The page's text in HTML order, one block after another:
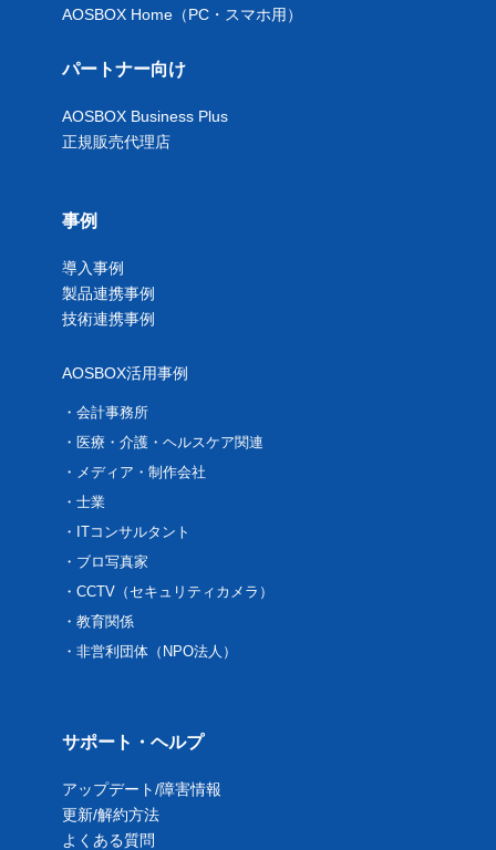
AOSBOX Home（PC・スマホ用）
パートナー向け
AOSBOX Business Plus
正規販売代理店
事例
導入事例
製品連携事例
技術連携事例
AOSBOX活用事例
会計事務所
医療・介護・ヘルスケア関連
メディア・制作会社
士業
ITコンサルタント
ブロ写真家
CCTV（セキュリティカメラ）
教育関係
非営利団体（NPO法人）
サポート・ヘルプ
アップデート/障害情報
更新/解約方法
よくある質問